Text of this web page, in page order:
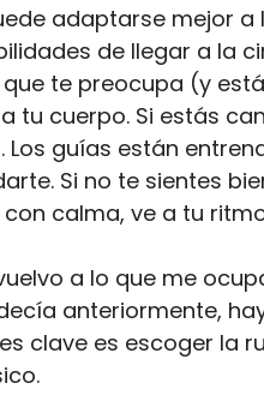
adaptarse mejor
de llegar a la
te preocupa (y
tu cuerpo. Si estás
Los guías están
Si no te sientes
calma, ve a tu
a lo que me
anteriormente,
clave es escoger la